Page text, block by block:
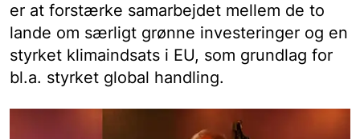
er at forstærke samarbejdet mellem de to
lande om særligt grønne investeringer og en
styrket klimaindsats i EU, som grundlag for
bl.a. styrket global handling.